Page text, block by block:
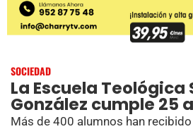
SOCIEDAD
La Escuela Teológica
González cumple 25
Más de 400 alumnos han